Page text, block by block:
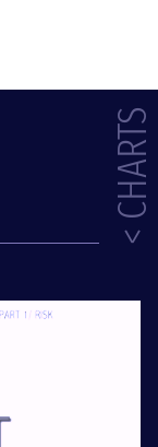
< CHARTS